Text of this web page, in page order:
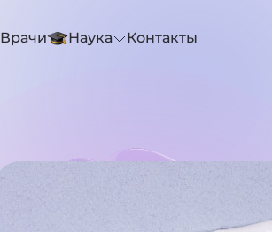
Врачи Наука Контакты